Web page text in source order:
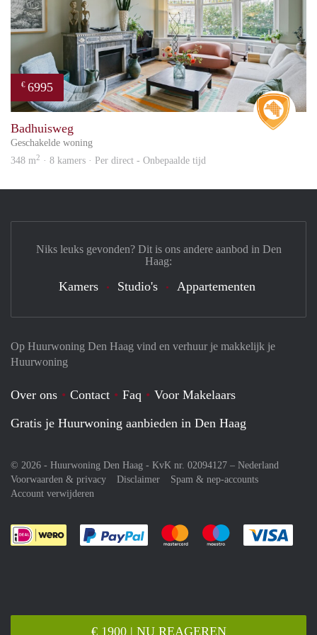
€ 1900 | NU REAGEREN
€ 6995
Badhuisweg
Geschakelde woning
348 m2 · 8 kamers · Per direct - Onbepaalde tijd
Op Huurwoning Den Haag vind en verhuur je makkelijk je
Huurwoning
Over ons Contact Faq
Voor Makelaars
Gratis je Huurwoning aanbieden in Den Haag
© 2026 - Huurwoning Den Haag - KvK nr. 02094127 – Nederland
Voorwaarden & privacy
Disclaimer
Spam & nep-accounts
Account verwijderen
Je rekent gemakkelijk af met Paypal
Je rekent gemakkelijk af met
Je rekent
Niks leuks gevonden? Dit is ons andere aanbod in Den
Haag:
Kamers Studio's Appartementen